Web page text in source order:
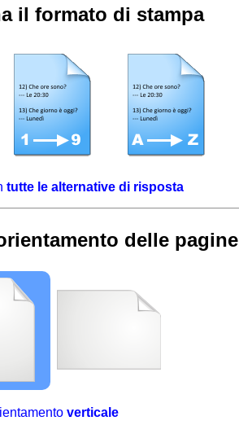
il formato di stampa
tutte le alternative di risposta
delle pagine
verticale